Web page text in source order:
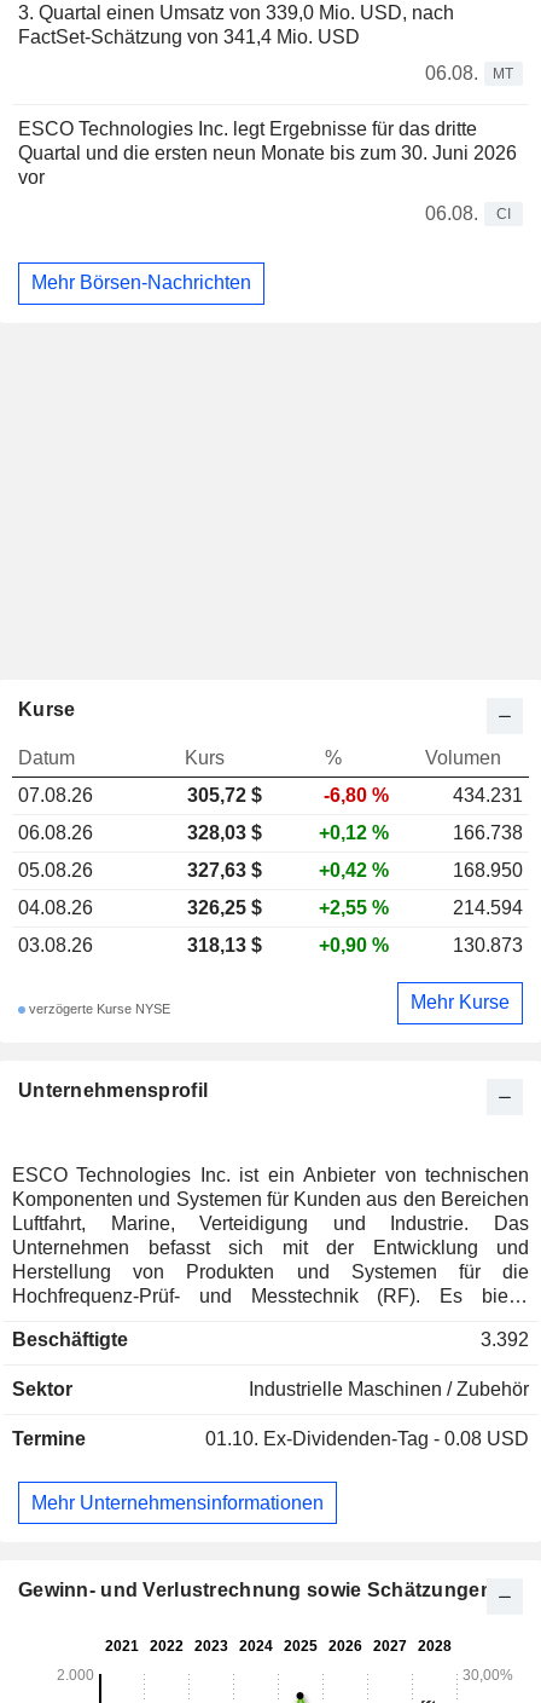
3. Quartal einen Umsatz von 339,0 Mio. USD, nach
FactSet-Schätzung von 341,4 Mio. USD
06.08.
MT
ESCO Technologies Inc. legt Ergebnisse für das dritte
Quartal und die ersten neun Monate bis zum 30. Juni 2026
vor
06.08.
CI
Mehr Börsen-Nachrichten
Unternehmensprofil
ESCO Technologies Inc. ist ein Anbieter von technischen
Komponenten und Systemen für Kunden aus den Bereichen
Luftfahrt, Marine, Verteidigung und Industrie. Das
Unternehmen befasst sich mit der Entwicklung und
Herstellung von Produkten und Systemen für die
Hochfrequenz-Prüf- und Messtechnik (RF). Es bietet
industrielle Großabnehmer sowie für die
Branche an. Zu seinen Geschäftsbereichen gehören Luft-
Solutions Group (USG) und RF-Prüf- und Messtechnik
Linie Spezialfilter, Fluidsteuerungs- und Marineprodukte,
darunter Hydraulikfilterelemente,
sowie im Verteidigungsbereich, magnetische
Vibrationen und/oder akustischen Signaturen sowie zur
Beschäftigte 3.392
Sektor Industrielle Maschinen / Zubehör
Termine 01.10. Ex-Dividenden-Tag - 0.08 USD
Mehr Unternehmensinformationen
Kurse
Datum Kurs %
Volumen
07.08.26
305,72 $ -6,80 %
434.231
06.08.26
328,03 $ +0,12 %
166.738
05.08.26
327,63 $ +0,42 %
168.950
04.08.26
326,25 $ +2,55 %
214.594
03.08.26
318,13 $ +0,90 % 130.873
verzögerte Kurse NYSE Mehr Kurse
Gewinn- und Verlustrechnung sowie Schätzungen